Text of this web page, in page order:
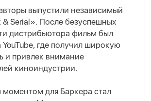
выпустили независимый
Serial». После безуспешных
дистрибьютора фильм был
где получил широкую
и привлек внимание
киноиндустрии.
для Баркера стал